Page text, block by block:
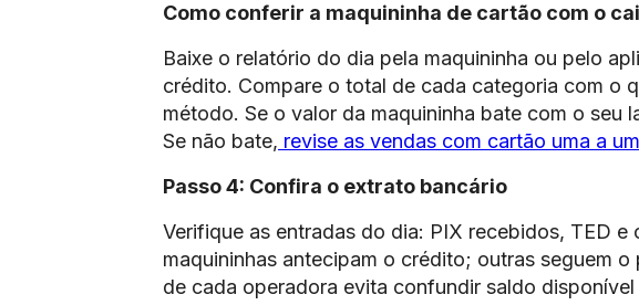
Como conferir a maquininha de cartão com o
Baixe o relatório do dia pela maquininha ou pelo
crédito. Compare o total de cada categoria com o
método. Se o valor da maquininha bate com o seu
Se não bate, revise as vendas com cartão uma a
Passo 4: Confira o extrato bancário
Verifique as entradas do dia: PIX recebidos, TED
maquininhas antecipam o crédito; outras seguem
de cada operadora evita confundir saldo